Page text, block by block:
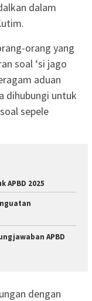
dalam
orang yang
soal ‘si jago
aduan
dihubungi untuk
sepele
APBD 2025
APBD
dengan